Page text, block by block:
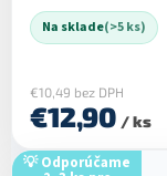
Na sklade(>5 ks)
€10,49 bez DPH
€12,90 / ks
💡 Odporúčame